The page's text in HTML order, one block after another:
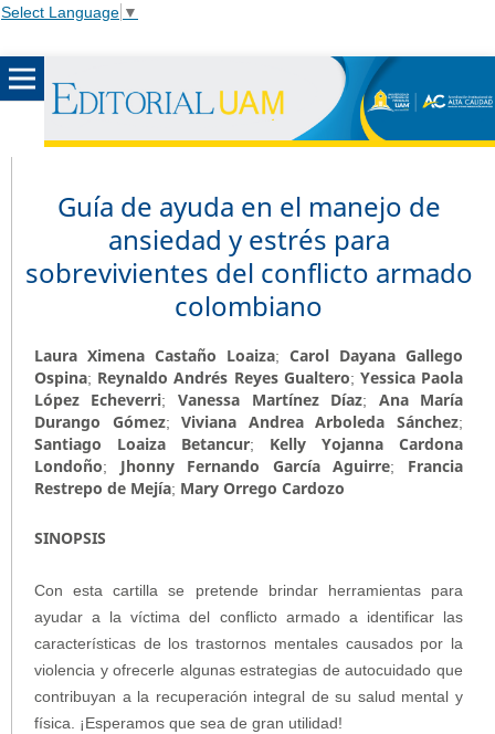
Select Language ▼
Guía de ayuda en el manejo de
ansiedad y estrés para
sobrevivientes del conflicto armado
colombiano
Laura Ximena Castaño Loaiza;Carol Dayana Gallego
Ospina; Reynaldo Andrés Reyes Gualtero; Yessica Paola
López Echeverri; Vanessa Martínez Díaz; Ana María
Durango Gómez;Viviana Andrea Arboleda Sánchez;
Santiago Loaiza Betancur; Kelly Yojanna Cardona
Londoño; Jhonny Fernando García Aguirre; Francia
Restrepo de Mejía; Mary Orrego Cardozo
SINOPSIS
Con esta cartilla se pretende brindar herramientas para
ayudar a la víctima del conflicto armado a identificar las
características de los trastornos mentales causados por la
violencia y ofrecerle algunas estrategias de autocuidado que
contribuyan a la recuperación integral de su salud mental y
física. ¡Esperamos que sea de gran utilidad!